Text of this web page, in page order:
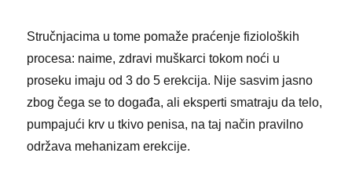
Stručnjacima u tome pomaže praćenje fizioloških
procesa: naime, zdravi muškarci tokom noći u
proseku imaju od 3 do 5 erekcija. Nije sasvim jasno
zbog čega se to događa, ali eksperti smatraju da telo,
pumpajući krv u tkivo penisa, na taj način pravilno
održava mehanizam erekcije.